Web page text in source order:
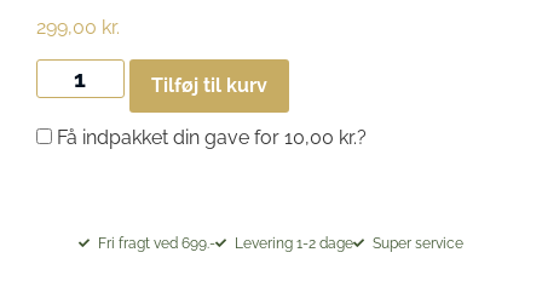
299,00 kr.
Tilføj til kurv
Få indpakket din gave for 10,00 kr.?
Fri fragt ved 699.- Levering 1-2 dage Super service